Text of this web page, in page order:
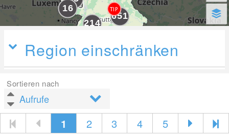
Region einschränken
Sortieren nach
1 2 3 4 5